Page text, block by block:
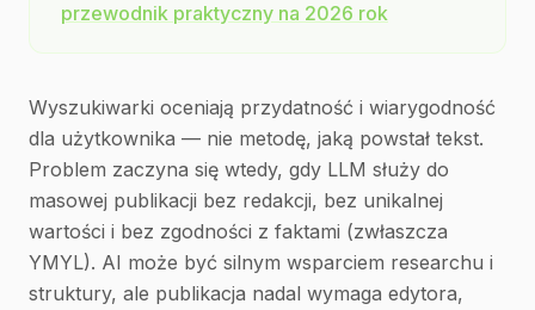
przewodnik praktyczny na 2026 rok
Wyszukiwarki oceniają przydatność i wiarygodność
dla użytkownika — nie metodę, jaką powstał tekst.
Problem zaczyna się wtedy, gdy LLM służy do
masowej publikacji bez redakcji, bez unikalnej
wartości i bez zgodności z faktami (zwłaszcza
YMYL). AI może być silnym wsparciem researchu i
struktury, ale publikacja nadal wymaga edytora,